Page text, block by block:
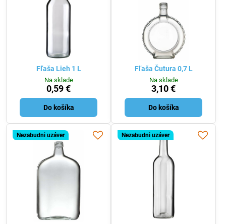
Fľaša Lieh 1 L
Na sklade
0,59 €
Do košíka
Fľaša Čutura 0,7 L
Na sklade
3,10 €
Do košíka
Nezabudni uzáver Nezabudni uzáver